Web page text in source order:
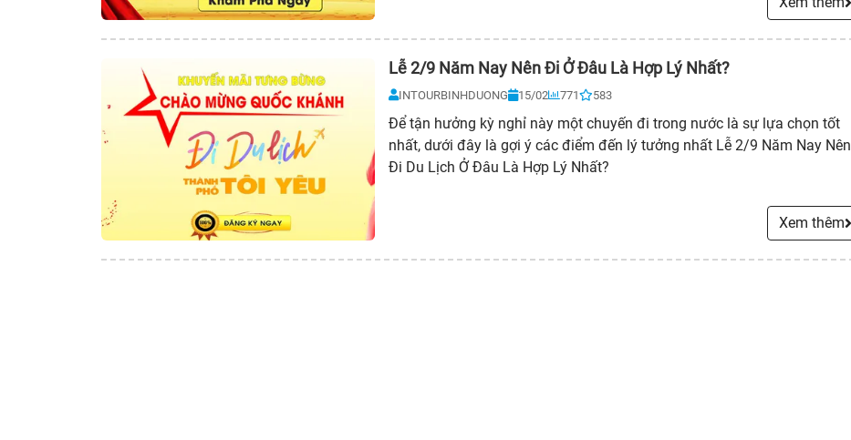
Lễ 2/9 Năm Nay Nên Đi Ở Đâu Là Hợp Lý Nhất?
INTOURBINHDUONG 15/02 771 583
Để tận hưởng kỳ nghỉ này một chuyến đi trong nước là sự lựa chọn tốt
nhất, dưới đây là gợi ý các điểm đến lý tưởng nhất Lễ 2/9 Năm Nay Nên
Đi Du Lịch Ở Đâu Là Hợp Lý Nhất?
Xem thêm